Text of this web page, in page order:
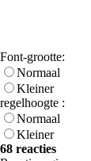
Font-grootte:
Normaal
Kleiner
regelhoogte :
Normaal
Kleiner
68 reacties